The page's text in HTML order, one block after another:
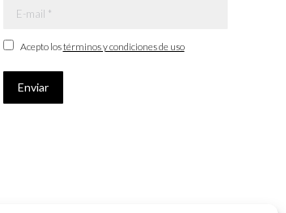
E-mail *
Acepto lostérminos y condiciones de uso
Enviar